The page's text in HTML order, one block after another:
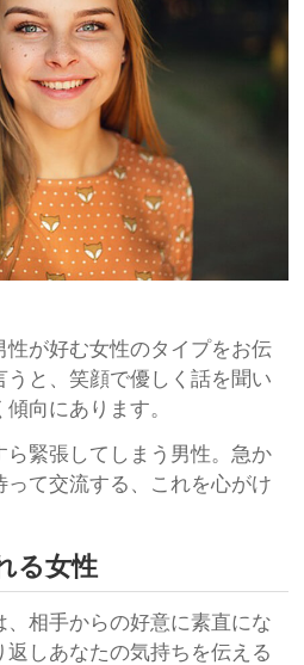
性が好む女性のタイプをお伝
うと、笑顔で優しく話を聞い
向にあります。
ら緊張してしまう男性。急か
って交流する、これを心がけ
る女性
相手からの好意に素直にな
しあなたの気持ちを伝える